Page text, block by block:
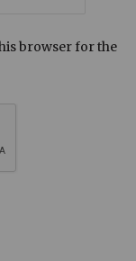
browser for the